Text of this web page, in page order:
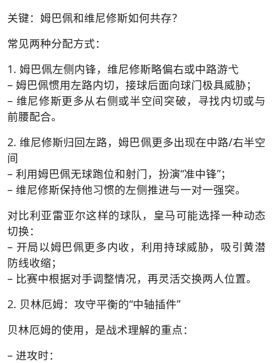
关键：姆巴佩和维尼修斯如何共存？
常见两种分配方式：
1. 姆巴佩左侧内锋，维尼修斯略偏右或中路游弋
– 姆巴佩惯用左路内切，接球后面向球门极具威胁；
– 维尼修斯更多从右侧或半空间突破，寻找内切或与
前腰配合。
2. 维尼修斯归回左路，姆巴佩更多出现在中路/右半空
间
– 利用姆巴佩无球跑位和射门，扮演“准中锋”；
– 维尼修斯保持他习惯的左侧推进与一对一强突。
对比利亚雷亚尔这样的球队，皇马可能选择一种动态
切换：
– 开局以姆巴佩更多内收，利用持球威胁，吸引黄潜
防线收缩；
– 比赛中根据对手调整情况，再灵活交换两人位置。
2. 贝林厄姆：攻守平衡的“中轴插件”
贝林厄姆的使用，是战术理解的重点：
– 进攻时：